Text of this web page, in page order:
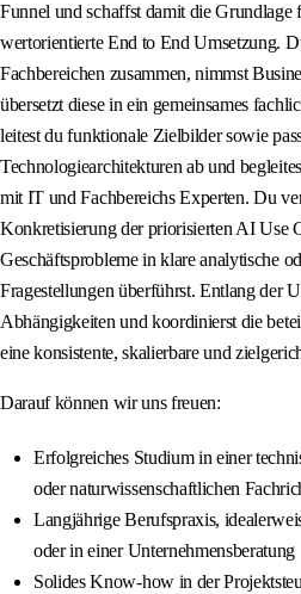
Funnel und schaffst damit die Grundlage
wertorientierte End to End Umsetzung.
Fachbereichen zusammen, nimmst
übersetzt diese in ein gemeinsames
leitest du funktionale Zielbilder sowie
Technologiearchitekturen ab und
mit IT und Fachbereichs Experten. Du
Konkretisierung der priorisierten AI Use
Geschäftsprobleme in klare analytische
Fragestellungen überführst. Entlang der
Abhängigkeiten und koordinierst die
eine konsistente, skalierbare und
Darauf können wir uns freuen:
Erfolgreiches Studium in einer
oder naturwissenschaftlichen
Langjährige Berufspraxis,
oder in einer Unternehmensberatung
Solides Know-how in der